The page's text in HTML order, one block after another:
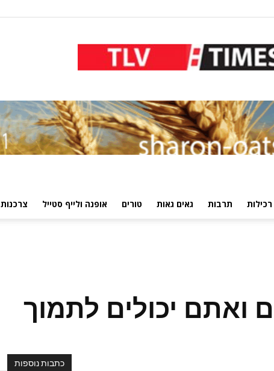
רכילות תרבות גאים גאות טורים אופנה ולייף סטייל צרכנות
ואתם יכולים לתמוך
כתבות נוספות